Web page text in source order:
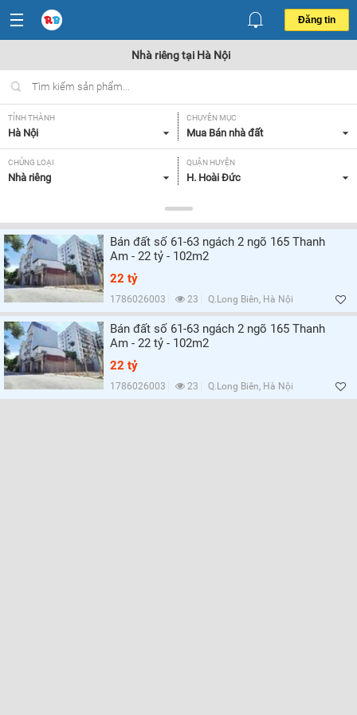
Đăng tin
Nhà riêng tại Hà Nội
TỈNH THÀNH
Hà Nội
CHUYÊN MỤC
Mua Bán nhà đất
CHỦNG LOẠI
Nhà riêng
QUẬN HUYỆN
H. Hoài Đức
Tất cả
MỨC GIÁ
Tất cả
HƯỚNG
Tất cả
MẶT TIỀN
GIẤY TỜ PHÁP LÝ
Tất cả
Bán đất số 61-63 ngách 2 ngõ 165 Thanh
Am - 22 tỷ - 102m2
22 tỷ
1786026003 23 Q.Long Biên, Hà Nội
Bán đất số 61-63 ngách 2 ngõ 165 Thanh
Am - 22 tỷ - 102m2
22 tỷ
1786026003 23 Q.Long Biên, Hà Nội